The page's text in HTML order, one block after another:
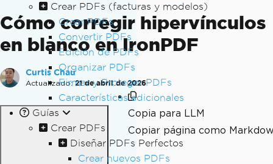
Crear PDFs (facturas y modelos)
Crear PDFs
Convertir PDFs
Edición de PDFs
Organizar PDFs
Firmar y Proteger PDFs
Características adicionales
Guías
Crear PDFs
Diseñar PDFs Perfectos
Crear nuevos PDFs
Cómo corregir hipervínculos
en blanco en IronPDF
Curtis Chau
Actualizado: 21 de abril de 2026
Copia para LLM
Copiar página como